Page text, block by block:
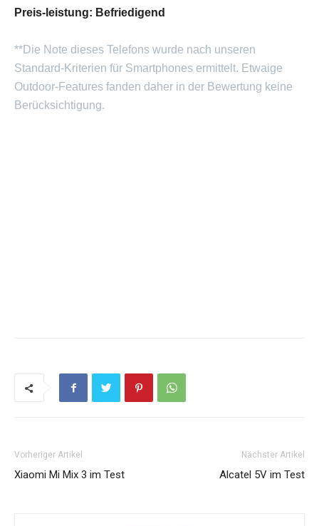
Preis-leistung: Befriedigend
**Die Note dieses Telefons wurde nach unseren
Standard-Kriterien für Smartphones ermittelt. Etwaige
Outdoor-Features fanden daher in der Bewertung keine
Berücksichtigung.
Vorheriger Artikel
Xiaomi Mi Mix 3 im Test
Nächster Artikel
Alcatel 5V im Test